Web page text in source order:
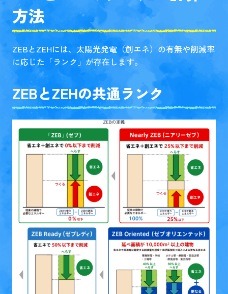
方法
ZEBとZEHには、太陽光発電（創エネ）の有無や削減率
に応じた「ランク」が存在します。
ZEBとZEHの共通ランク